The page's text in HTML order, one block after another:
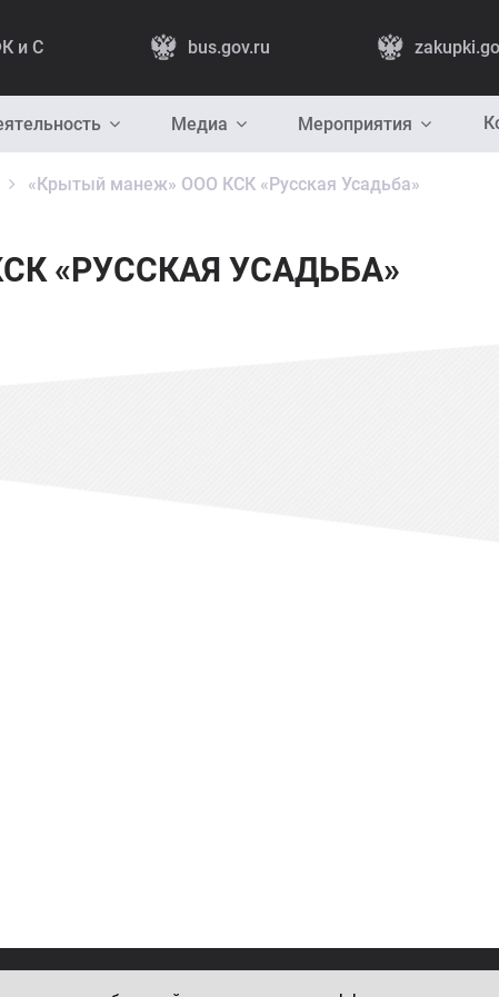
и С bus.gov.ru
Медиа Мероприятия
«Крытый манеж» ООО КСК «Русская Усадьба»
«РУССКАЯ УСАДЬБА»